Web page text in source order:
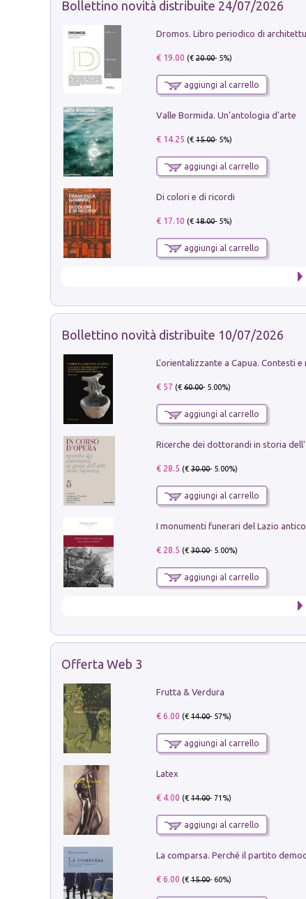
Bollettino novità distribuite 24/07/2026
€ 19.00 (€20.00- 5%)
aggiungi al carrello
Valle Bormida. Un'antologia d'arte
€ 14.25 (€15.00- 5%)
aggiungi al carrello
Di colori e di ricordi
€ 17.10 (€18.00- 5%)
aggiungi al carrello
Bollettino novità distribuite 10/07/2026
€ 57 (€60.00- 5.00%)
aggiungi al carrello
€ 28.5 (€30.00- 5.00%)
aggiungi al carrello
€ 28.5 (€30.00- 5.00%)
aggiungi al carrello
Offerta Web 3
Frutta & Verdura
€ 6.00 (€14.00- 57%)
aggiungi al carrello
Latex
€ 4.00 (€14.00- 71%)
aggiungi al carrello
€ 6.00 (€15.00- 60%)